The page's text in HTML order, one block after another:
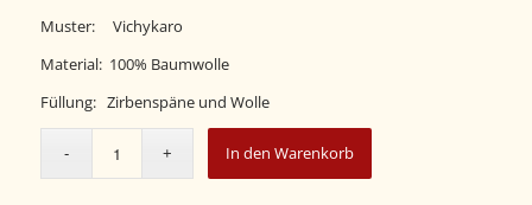
Muster: Vichykaro
Material: 100% Baumwolle
Füllung: Zirbenspäne und Wolle
In den Warenkorb